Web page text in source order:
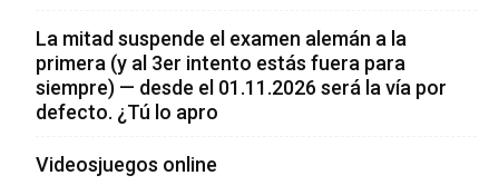
La mitad suspende el examen alemán a la
primera (y al 3er intento estás fuera para
siempre) — desde el 01.11.2026 será la vía por
defecto. ¿Tú lo apro
Videosjuegos online